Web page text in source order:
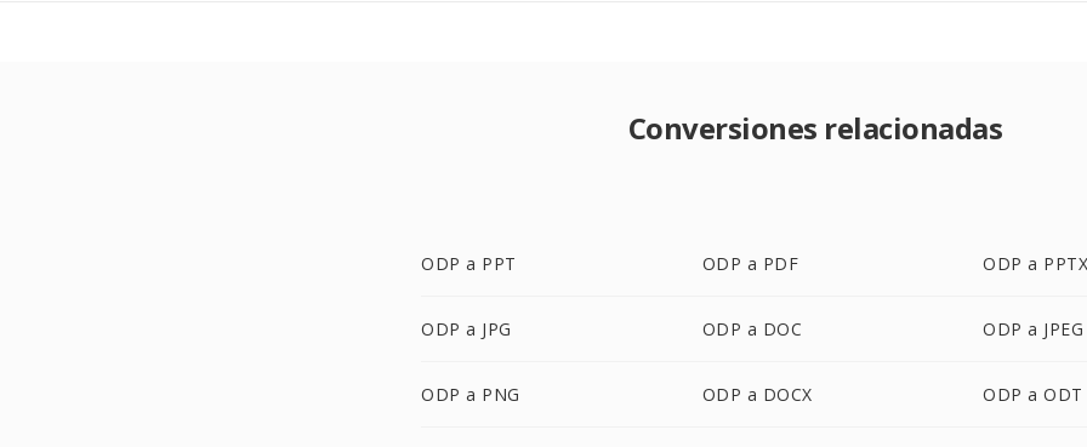
Conversiones relacionadas
ODP a PPT ODP a PDF ODP a
ODP a JPG ODP a DOC ODP a JPEG
ODP a PNG ODP a DOCX ODP a ODT